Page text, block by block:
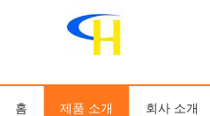
홈 제품 소개 회사 소개